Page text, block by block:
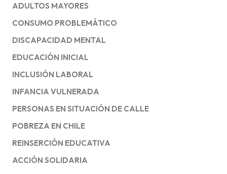
ADULTOS MAYORES
CONSUMO PROBLEMÁTICO
DISCAPACIDAD MENTAL
EDUCACIÓN INICIAL
INCLUSIÓN LABORAL
INFANCIA VULNERADA
PERSONAS EN SITUACIÓN DE CALLE
POBREZA EN CHILE
REINSERCIÓN EDUCATIVA
ACCIÓN SOLIDARIA